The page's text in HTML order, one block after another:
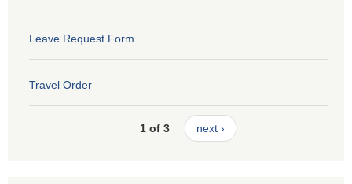
Leave Request Form
Travel Order
1 of 3 next ›